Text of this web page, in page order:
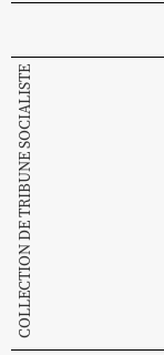
COLLECTION DE TRIBUNE SOCIALISTE